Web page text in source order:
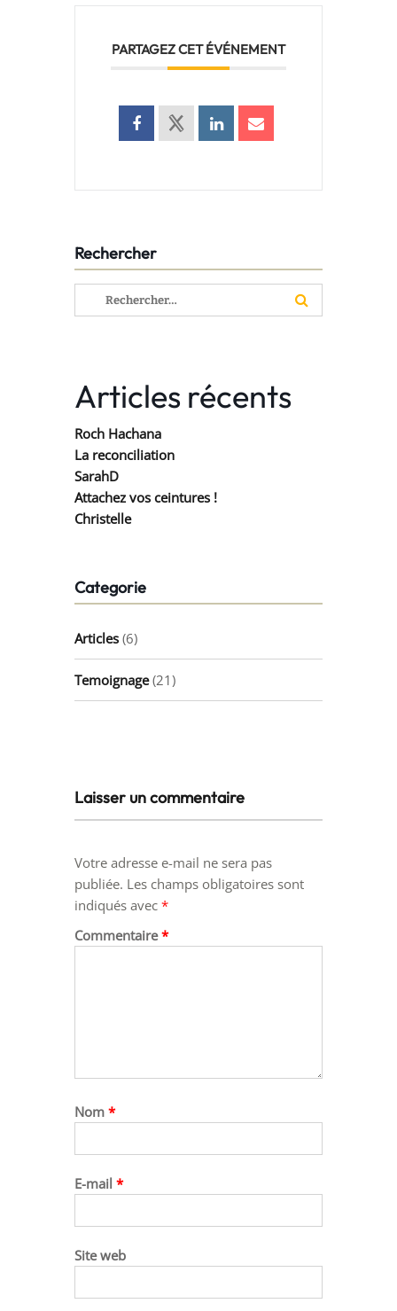
PARTAGEZ CET ÉVÉNEMENT
Rechercher
Rechercher :
Articles récents
Roch Hachana
La reconciliation
SarahD
Attachez vos ceintures !
Christelle
Categorie
Articles (6)
Temoignage(21)
Laisser un commentaire
Votre adresse e-mail ne sera pas
publiée. Les champs obligatoires sont
indiqués avec *
Commentaire*
Nom *
E-mail *
Site web